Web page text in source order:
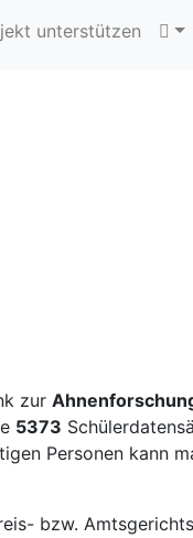
unterstützen
zur
5373
Personen kann
bzw.